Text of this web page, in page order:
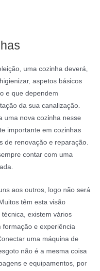
uma cozinha deverá,
aspetos básicos
e que dependem
da sua canalização.
uma nova cozinha nesse
importante em cozinhas
de renovação e reparação.
contar com uma
aos outros, logo não será
têm esta visão
existem vários
formação e experiência
uma máquina de
não é a mesma coisa
e equipamentos, por